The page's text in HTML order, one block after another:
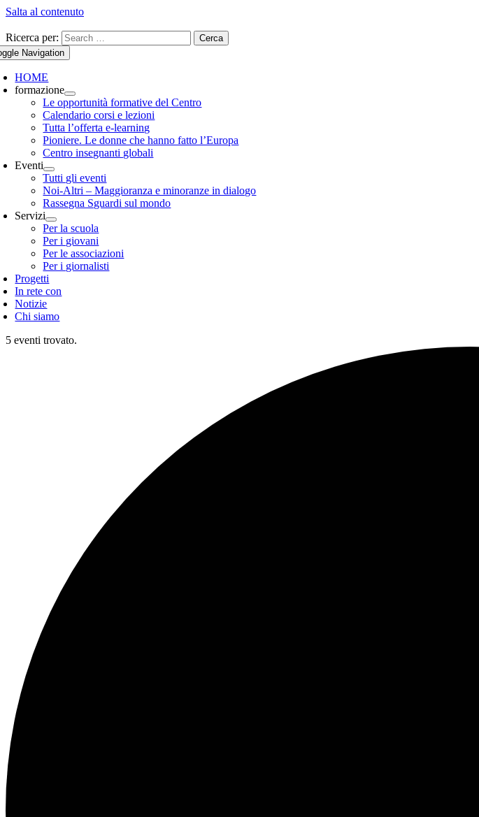
Salta al contenuto
Ricerca per:
Cerca
Navigation
HOME
formazione
Le opportunità formative del Centro
Calendario corsi e lezioni
Tutta l’offerta e-learning
Pioniere. Le donne che hanno fatto l’Europa
Centro insegnanti globali
Eventi
Tutti gli eventi
Noi-Altri – Maggioranza e minoranze in dialogo
Rassegna Sguardi sul mondo
Servizi
Per la scuola
Per i giovani
Per le associazioni
Per i giornalisti
Progetti
In rete con
Notizie
Chi siamo
5 eventi trovato.